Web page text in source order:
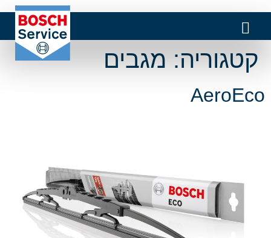
קטגוריה: מגבים
AeroEco